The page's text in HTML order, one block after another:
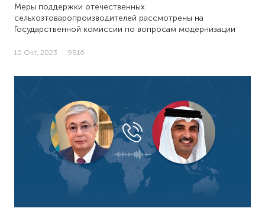
Меры поддержки отечественных
сельхозтоваропроизводителей рассмотрены на
Государственной комиссии по вопросам модернизации
10 Окт, 2023 9816